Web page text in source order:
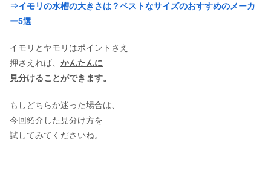
⇒イモリの水槽の大きさは？ベストなサイズのおすすめのメーカ
ー5選
イモリとヤモリはポイントさえ
押さえれば、 かんたんに
見分けることができます。
もしどちらか迷った場合は、
今回紹介した見分け方を
試してみてくださいね。